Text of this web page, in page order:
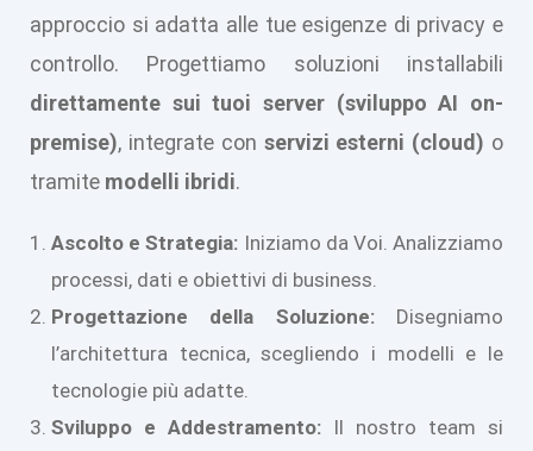
approccio si adatta alle tue esigenze di privacy e
controllo. Progettiamo soluzioni installabili
direttamente sui tuoi server (sviluppo AI on-
premise), integrate con servizi esterni (cloud) o
tramite modelli ibridi.
Ascolto e Strategia: Iniziamo da Voi. Analizziamo
processi, dati e obiettivi di business.
Progettazione della Soluzione:Disegniamo
l’architettura tecnica, scegliendo i modelli e le
tecnologie più adatte.
Sviluppo e Addestramento: Il nostro team si